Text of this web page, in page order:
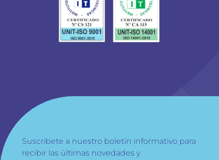
Suscríbete a nuestro boletín informativo para
recibir las últimas novedades y